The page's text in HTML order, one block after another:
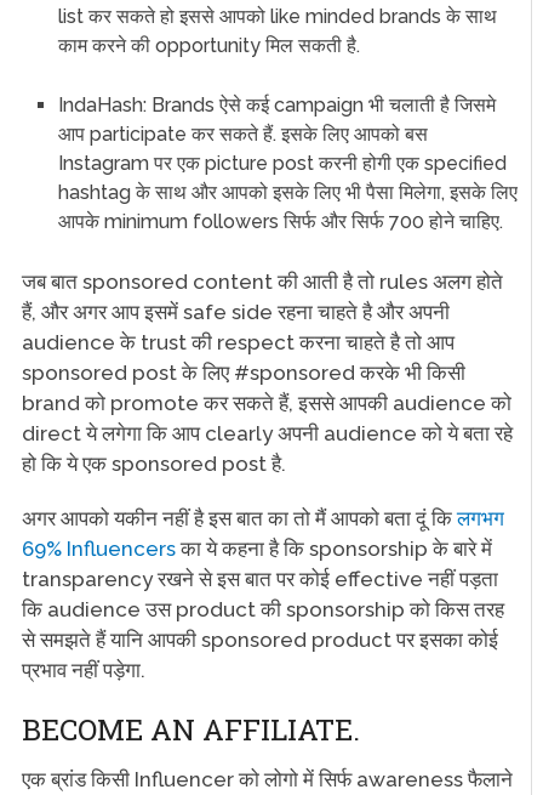
list कर सकते हो इससे आपको like minded brands के साथ
काम करने की opportunity मिल सकती है.
IndaHash: Brands ऐसे कई campaign भी चलाती है जिसमे
आप participate कर सकते हैं. इसके लिए आपको बस
Instagram पर एक picture post करनी होगी एक specified
hashtag के साथ और आपको इसके लिए भी पैसा मिलेगा, इसके लिए
आपके minimum followers सिर्फ और सिर्फ 700 होने चाहिए.
जब बात sponsored content की आती है तो rules अलग होते
हैं, और अगर आप इसमें safe side रहना चाहते है और अपनी
audience के trust की respect करना चाहते है तो आप
sponsored post के लिए #sponsored करके भी किसी
brand को promote कर सकते हैं, इससे आपकी audience को
direct ये लगेगा कि आप clearly अपनी audience को ये बता रहे
हो कि ये एक sponsored post है.
अगर आपको यकीन नहीं है इस बात का तो मैं आपको बता दूं किलगभग
69% Influencersका ये कहना है कि sponsorship के बारे में
transparency रखने से इस बात पर कोई effective नहीं पड़ता
कि audience उस product की sponsorship को किस तरह
से समझते हैं यानि आपकी sponsored product पर इसका कोई
प्रभाव नहीं पड़ेगा.
BECOME AN AFFILIATE.
एक ब्रांड किसी Influencer को लोगो में सिर्फ awareness फैलाने